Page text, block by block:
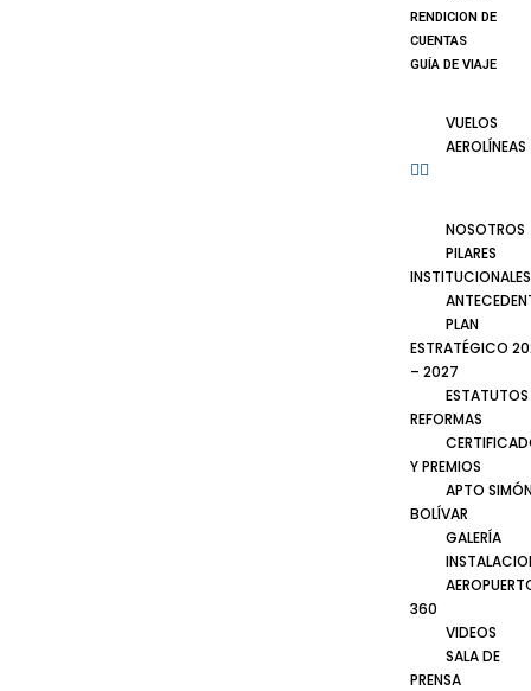
RENDICION DE
CUENTAS
GUÍA DE VIAJE
VUELOS
AEROLÍNEAS
NOSOTROS
PILARES
INSTITUCIONALES
PLAN
ESTRATÉGICO
– 2027
ESTATUTOS
REFORMAS
Y PREMIOS
APTO
BOLÍVAR
GALERÍA
360
VIDEOS
SALA DE
PRENSA